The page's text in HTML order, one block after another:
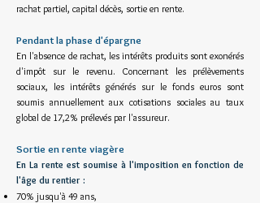
rachat partiel, capital décès, sortie en rente.
Pendant la phase d'épargne
En l'absence de rachat, les intérêts produits sont exonérés
d'impôt sur le revenu. Concernant les prélèvements
sociaux, les intérêts générés sur le fonds euros sont
soumis annuellement aux cotisations sociales au taux
global de 17,2% prélevés par l'assureur.
Sortie en rente viagère
En La rente est soumise à l'imposition en fonction de
l'âge du rentier :
70% jusqu'à 49 ans,